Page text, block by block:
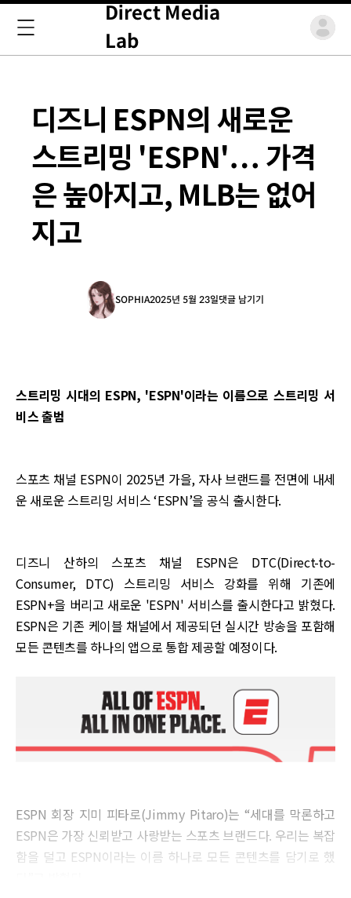
Direct Media
Lab
디즈니 ESPN의 새로운
스트리밍 'ESPN'… 가격
은 높아지고, MLB는 없어
지고
SOPHIA2025년 5월 23일댓글 남기기
스트리밍 시대의 ESPN, 'ESPN'이라는 이름으로 스트리밍 서
비스 출범
스포츠 채널 ESPN이 2025년 가을, 자사 브랜드를 전면에 내세
운 새로운 스트리밍 서비스 ‘ESPN’을 공식 출시한다.
디즈니 산하의 스포츠 채널 ESPN은 DTC(Direct-to-
Consumer, DTC) 스트리밍 서비스 강화를 위해 기존에
ESPN+을 버리고 새로운 'ESPN' 서비스를 출시한다고 밝혔다.
ESPN은 기존 케이블 채널에서 제공되던 실시간 방송을 포함해
모든 콘텐츠를 하나의 앱으로 통합 제공할 예정이다.
ESPN 회장 지미 피타로(Jimmy Pitaro)는 “세대를 막론하고
ESPN은 가장 신뢰받고 사랑받는 스포츠 브랜드다. 우리는 복잡
함을 덜고 ESPN이라는 이름 하나로 모든 콘텐츠를 담기로 했